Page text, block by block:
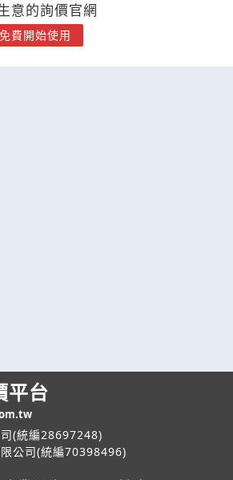
意的詢價官網
免費開始使用
平台
(統編28697248)
公司(統編70398496)